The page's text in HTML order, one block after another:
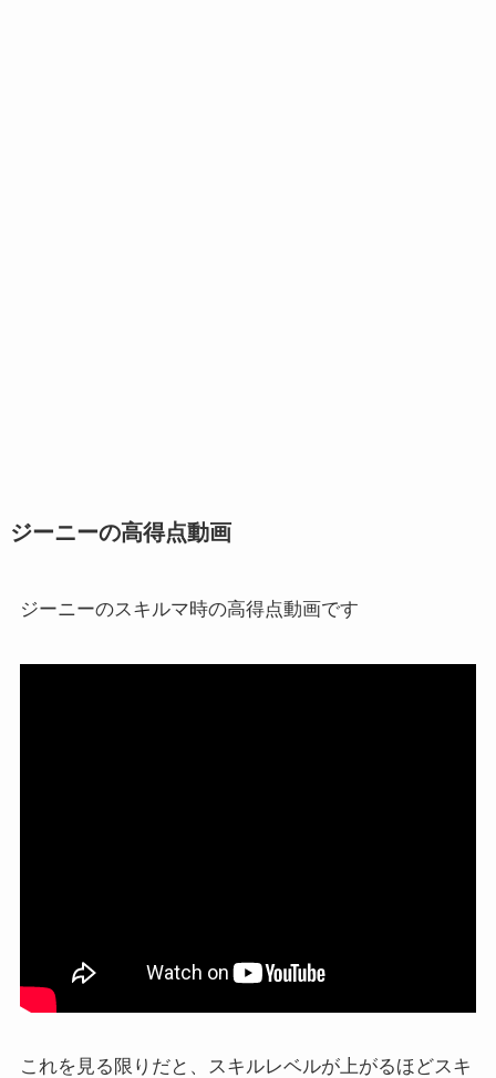
ジーニーの高得点動画
ジーニーのスキルマ時の高得点動画です
これを見る限りだと、スキルレベルが上がるほどスキ